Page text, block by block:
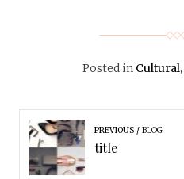
Posted in Cultural,
PREVIOUS BLOG
title